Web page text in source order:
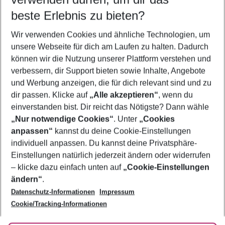
5-8 Nächte
2 Erwachsene Keine Kinder
Mehr Filter anzeigen
Footer
Footer navigation
Über uns
AGB
Bestpreisgarantie
Cookie-Einstellungen ändern
Cookie-Richtlinie
Agenturbetreuung
Barrierefreies Reisen
Folge uns
beste Erlebnis zu bieten?
Wir verwenden Cookies und ähnliche Technologien, um
unsere Webseite für dich am Laufen zu halten. Dadurch
können wir die Nutzung unserer Plattform verstehen und
verbessern, dir Support bieten sowie Inhalte, Angebote
und Werbung anzeigen, die für dich relevant sind und zu
dir passen. Klicke auf „Alle akzeptieren“, wenn du
einverstanden bist. Dir reicht das Nötigste? Dann wähle
„Nur notwendige Cookies“. Unter „Cookies
anpassen“ kannst du deine Cookie-Einstellungen
individuell anpassen. Du kannst deine Privatsphäre-
Einstellungen natürlich jederzeit ändern oder widerrufen
– klicke dazu einfach unten auf „Cookie-Einstellungen
ändern“.
Datenschutz-Informationen
Impressum
Cookie/Tracking-Informationen